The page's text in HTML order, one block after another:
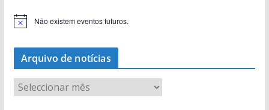
Não existem eventos futuros.
Arquivo de notícias